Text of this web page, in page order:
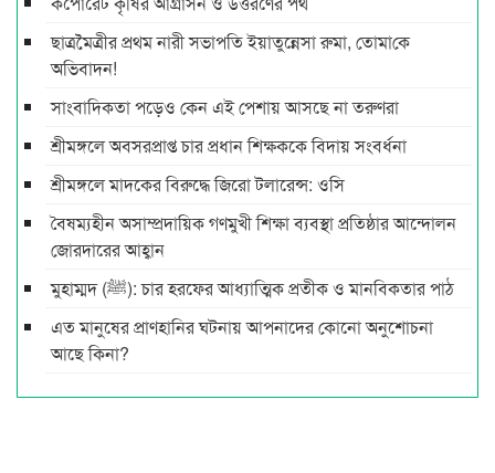
ছাত্রমৈত্রীর প্রথম নারী সভাপ‌তি ইয়াতুন্নেসা রুমা, তোমা‌কে
অ‌ভিবাদন!
সাংবাদিকতা পড়েও কেন এই পেশায় আসছে না তরুণরা
শ্রীমঙ্গলে অবসরপ্রাপ্ত চার প্রধান শিক্ষককে বিদায় সংবর্ধনা
শ্রীমঙ্গলে মাদকের বিরুদ্ধে জিরো টলারেন্স: ওসি
বৈষম্যহীন অসাম্প্রদায়িক গণমুখী শিক্ষা ব্যবস্থা প্রতিষ্ঠার আন্দোলন
জোরদারের আহ্বান
মুহাম্মদ (ﷺ): চার হরফের আধ্যাত্মিক প্রতীক ও মানবিকতার পাঠ
এত মানুষের প্রাণহানির ঘটনায় আপনাদের কোনো অনুশোচনা
আছে কিনা?